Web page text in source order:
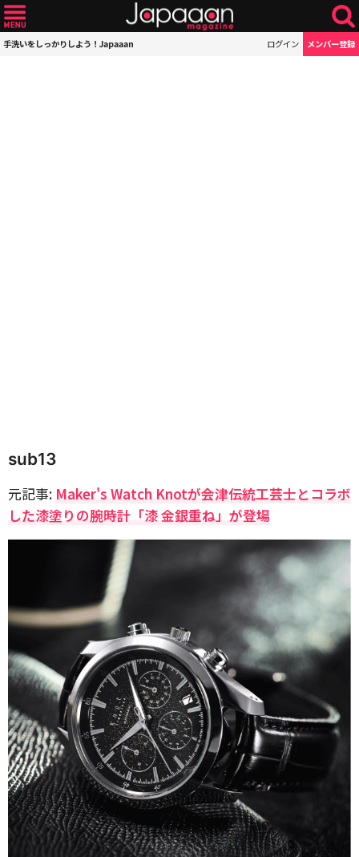
手洗いをしっかりしよう！Japaaan ログイン メンバー登録
sub13
元記事: Maker's Watch Knotが会津伝統工芸士とコラボ
した漆塗りの腕時計「漆 金銀重ね」が登場